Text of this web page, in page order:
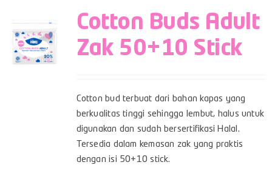
Cotton Buds Adult
Zak 50+10 Stick
Cotton bud terbuat dari bahan kapas yang
berkualitas tinggi sehingga lembut, halus untuk
digunakan dan sudah bersertifikasi Halal.
Tersedia dalam kemasan zak yang praktis
dengan isi 50+10 stick.